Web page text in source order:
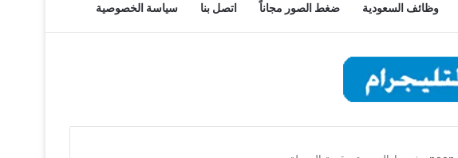
وظائف السعودية ضغط الصور مجاناً اتصل بنا سياسة الخصوصية